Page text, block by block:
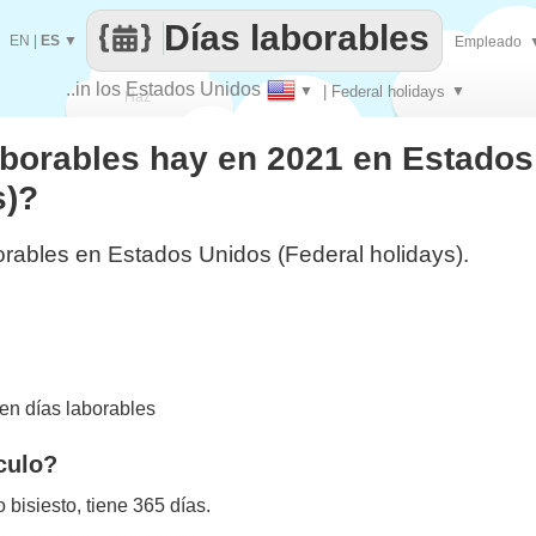
Haz
que
..in los Estados Unidos ▼ | Federal holidays ▼
Días laborables
EN ES ▼ Empleado
hay en 2021 en
en Estados Unidos (Federal holidays).
días laborables
bisiesto, tiene 365 días.